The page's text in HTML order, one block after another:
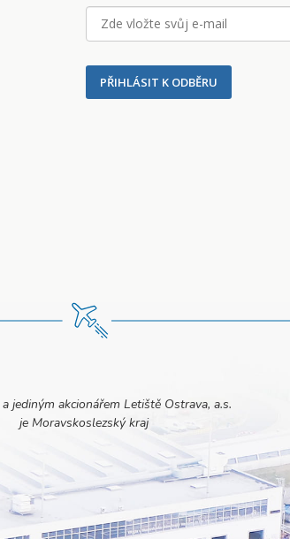
PŘIHLÁSIT K ODBĚRU
jediným akcionářem Letiště Ostrava, a.s.
je Moravskoslezský kraj